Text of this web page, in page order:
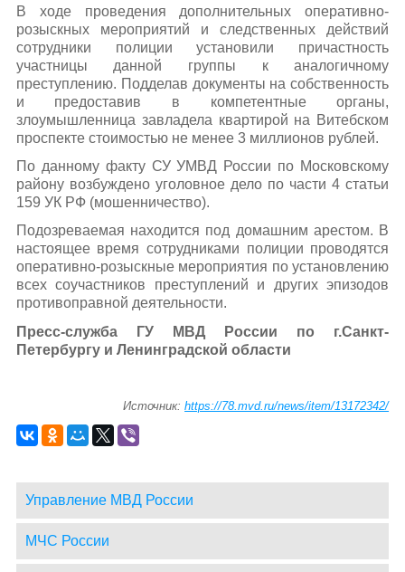
В ходе проведения дополнительных оперативно-
розыскных мероприятий и следственных действий
сотрудники полиции установили причастность
участницы данной группы к аналогичному
преступлению. Подделав документы на собственность
и предоставив в компетентные органы,
злоумышленница завладела квартирой на Витебском
проспекте стоимостью не менее 3 миллионов рублей.
По данному факту СУ УМВД России по Московскому
району возбуждено уголовное дело по части 4 статьи
159 УК РФ (мошенничество).
Подозреваемая находится под домашним арестом. В
настоящее время сотрудниками полиции проводятся
оперативно-розыскные мероприятия по установлению
всех соучастников преступлений и других эпизодов
противоправной деятельности.
Пресс-служба ГУ МВД России по г.Санкт-
Петербургу и Ленинградской области
Источник:https://78.mvd.ru/news/item/13172342/
Управление МВД России
МЧС России